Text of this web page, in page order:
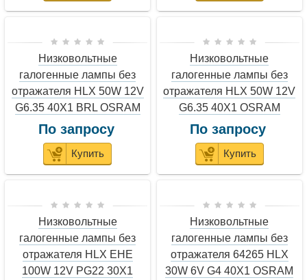
Низковольтные
галогенные лампы без
отражателя HLX 50W 12V
G6.35 40X1 BRL OSRAM
По запросу
Купить
Низковольтные
галогенные лампы без
отражателя HLX 50W 12V
G6.35 40X1 OSRAM
По запросу
Купить
Низковольтные
галогенные лампы без
отражателя HLX EHE
100W 12V PG22 30X1
Низковольтные
галогенные лампы без
отражателя 64265 HLX
30W 6V G4 40X1 OSRAM